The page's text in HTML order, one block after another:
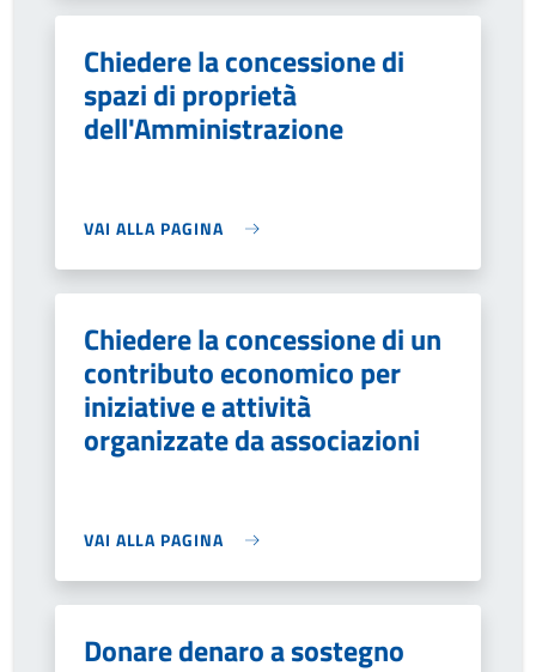
Chiedere la concessione di
spazi di proprietà
dell'Amministrazione
VAI ALLA PAGINA
Chiedere la concessione di un
contributo economico per
iniziative e attività
organizzate da associazioni
VAI ALLA PAGINA
Donare denaro a sostegno